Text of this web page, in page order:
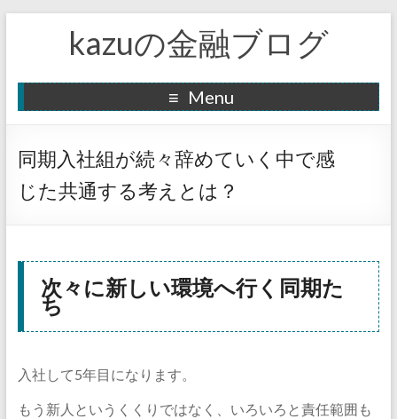
kazuの金融ブログ
Menu
同期入社組が続々辞めていく中で感
じた共通する考えとは？
次々に新しい環境へ行く同期た
ち
入社して5年目になります。
もう新人というくくりではなく、いろいろと責任範囲も